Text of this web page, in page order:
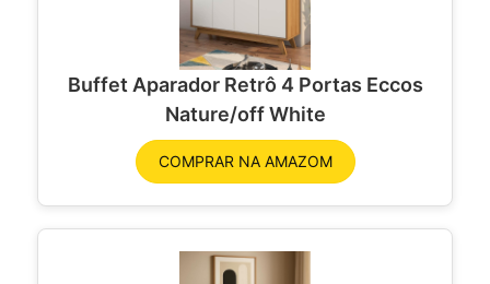
Buffet Aparador Retrô 4 Portas Eccos
Nature/off White
COMPRAR NA AMAZOM